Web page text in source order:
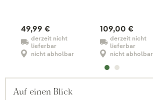
49,99 €
derzeit nicht
lieferbar
nicht abholbar
109,00 €
derzeit nicht
lieferbar
nicht abholbar
Auf einen Blick